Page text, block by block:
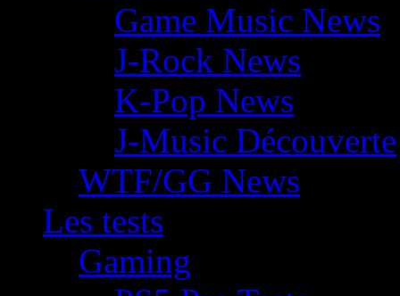
Game Music News
J-Rock News
K-Pop News
J-Music Découverte
WTF/GG News
Les tests
Gaming